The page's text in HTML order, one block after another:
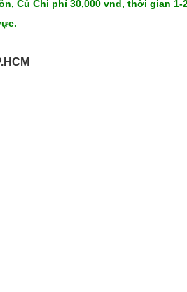
Củ Chi phí 30,000 vnd, thời gian 1-